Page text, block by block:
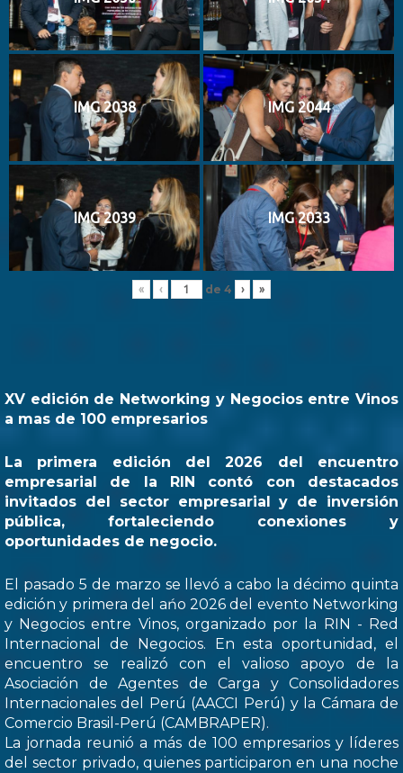
IMG 2038 IMG 2044
IMG 2039 IMG 2033
« ‹ de 4 › »
XV edición de Networking y Negocios entre Vinos
a mas de 100 empresarios
La primera edición del 2026 del encuentro
empresarial de la RIN contó con destacados
invitados del sector empresarial y de inversión
pública, fortaleciendo conexiones y
oportunidades de negocio.
El pasado 5 de marzo se llevó a cabo la décimo quinta
edición y primera del ańo 2026 del evento Networking
y Negocios entre Vinos, organizado por la RIN - Red
Internacional de Negocios. En esta oportunidad, el
encuentro se realizó con el valioso apoyo de la
Asociación de Agentes de Carga y Consolidadores
Internacionales del Perú (AACCI Perú) y la Cámara de
Comercio Brasil-Perú (CAMBRAPER).
La jornada reunió a más de 100 empresarios y líderes
del sector privado, quienes participaron en una noche